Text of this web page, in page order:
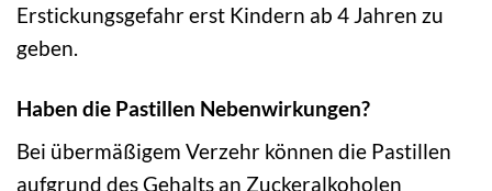
Erstickungsgefahr erst Kindern ab 4 Jahren zu
geben.
Haben die Pastillen Nebenwirkungen?
Bei übermäßigem Verzehr können die Pastillen
aufgrund des Gehalts an Zuckeralkoholen